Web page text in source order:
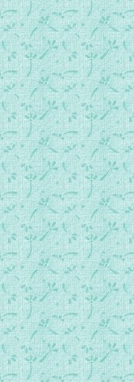
痛的考验（5）.MP3
：神贫、望德、神婴小道
：神贫、望德、神婴小道
则：神贫、望德、神婴小道
典范（1）.MP3
典范（2）.MP3
典范（3）.MP3
果（1）.MP3
（2）.MP3
果（3）.MP3
神婚（1）.MP3
神婚（2）.MP3
婚（3）.MP3
神婚（4).MP3